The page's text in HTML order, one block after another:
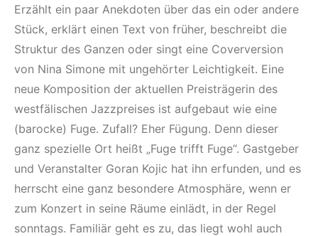
Erzählt ein paar Anekdoten über das ein oder andere
Stück, erklärt einen Text von früher, beschreibt die
Struktur des Ganzen oder singt eine Coverversion
von Nina Simone mit ungehörter Leichtigkeit. Eine
neue Komposition der aktuellen Preisträgerin des
westfälischen Jazzpreises ist aufgebaut wie eine
(barocke) Fuge. Zufall? Eher Fügung. Denn dieser
ganz spezielle Ort heißt „Fuge trifft Fuge“. Gastgeber
und Veranstalter Goran Kojic hat ihn erfunden, und es
herrscht eine ganz besondere Atmosphäre, wenn er
zum Konzert in seine Räume einlädt, in der Regel
sonntags. Familiär geht es zu, das liegt wohl auch